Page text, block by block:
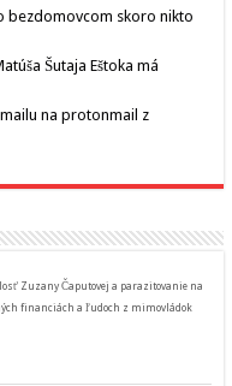
bezdomovcom skoro nikto
Šutaja Eštoka má
na protonmail z
Zuzany Čaputovej a parazitovanie na
financiách a ľudoch z mimovládok